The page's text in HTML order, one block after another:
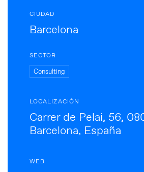
CIUDAD
Barcelona
SECTOR
Consulting
LOCALIZACIÓN
Carrer de Pelai, 56,
Barcelona, España
WEB